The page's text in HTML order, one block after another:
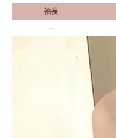
袖長
--